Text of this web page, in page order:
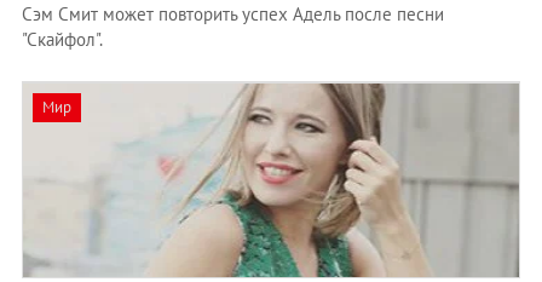
Сэм Смит может повторить успех Адель после песни
"Скайфол".
Мир